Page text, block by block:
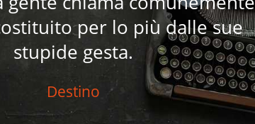
per lo più dalle sue
stupide gesta.
Destino